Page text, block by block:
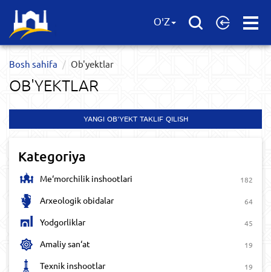
Open
O'Z
Bosh sahifa Ob'yektlar​
OB'YEKTLAR​
YANGI OB'YEKT TAKLIF QILISH
Kategoriya
Me‘morchilik inshootlari 182
Arxeologik obidalar 64
Yodgorliklar 45
Amaliy san‘at 19
Texnik inshootlar 19